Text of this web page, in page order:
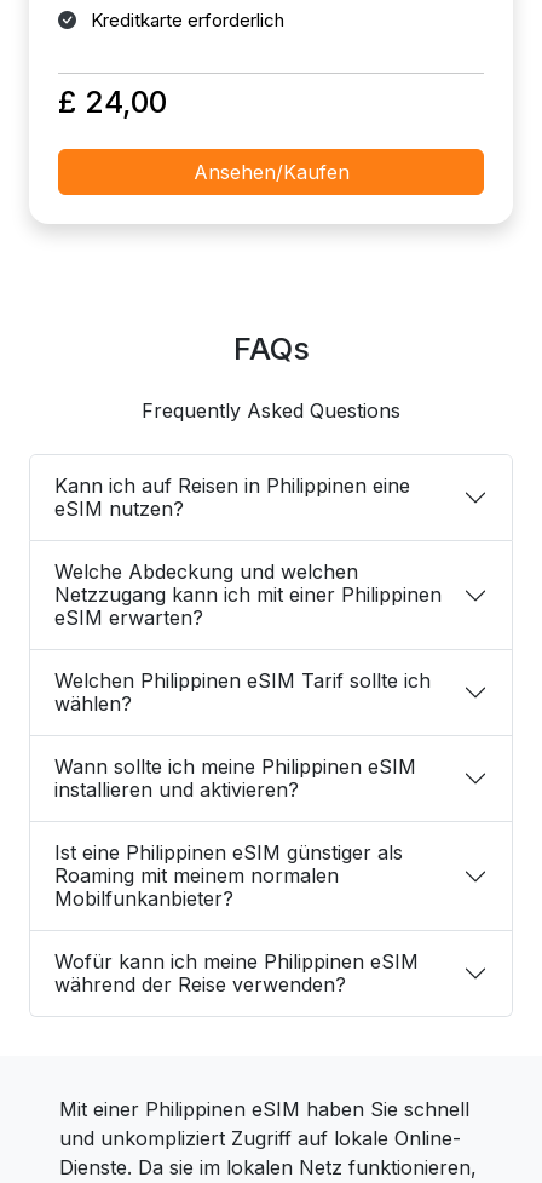
Kreditkarte erforderlich
£ 24,00
Ansehen/Kaufen
FAQs
Frequently Asked Questions
Kann ich auf Reisen in Philippinen eine
eSIM nutzen?
Welche Abdeckung und welchen
Netzzugang kann ich mit einer Philippinen
eSIM erwarten?
Welchen Philippinen eSIM Tarif sollte ich
wählen?
Wann sollte ich meine Philippinen eSIM
installieren und aktivieren?
Ist eine Philippinen eSIM günstiger als
Roaming mit meinem normalen
Mobilfunkanbieter?
Wofür kann ich meine Philippinen eSIM
während der Reise verwenden?
Mit einer Philippinen eSIM haben Sie schnell
und unkompliziert Zugriff auf lokale Online-
Dienste. Da sie im lokalen Netz funktionieren,